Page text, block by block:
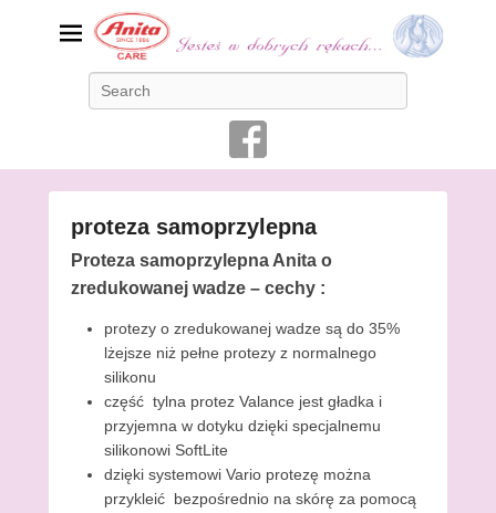
Poradnik dla Amazonek.
Bielizna, protezy
Rak piersi jest chorobą, która dotyka coraz większą ilość
kobiet. Wczesne wykrycie choroby pozwoli zdecydowanie
zwiększa szansę na przeżycie osoby chorej, dlatego prowadzi
się kampanie zachęcające kobiety do przeprowadzenia
często amazonkami, potrzebują specyficznej bielizny, która
pozwoli im poczuć się kobieco i wygodnie.
proteza samoprzylepna
P
o
Proteza samoprzylepna Anita o
zredukowanej wadze – cechy :
protezy o zredukowanej wadze są do 35%
lżejsze niż pełne protezy z normalnego
silikonu
część tylna protez Valance jest gładka i
przyjemna w dotyku dzięki specjalnemu
silikonowi SoftLite
dzięki systemowi Vario protezę można
przykleić bezpośrednio na skórę za pomocą